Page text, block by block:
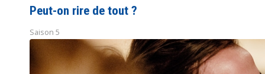
Peut-on rire de tout ?
Saison 5